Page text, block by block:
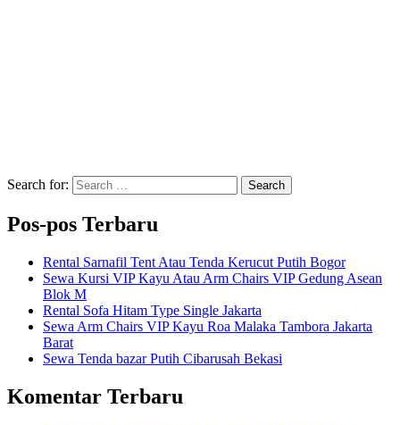
Search for: Search
Pos-pos Terbaru
Rental Sarnafil Tent Atau Tenda Kerucut Putih Bogor
Sewa Kursi VIP Kayu Atau Arm Chairs VIP Gedung Asean
Blok M
Rental Sofa Hitam Type Single Jakarta
Sewa Arm Chairs VIP Kayu Roa Malaka Tambora Jakarta
Barat
Sewa Tenda bazar Putih Cibarusah Bekasi
Komentar Terbaru